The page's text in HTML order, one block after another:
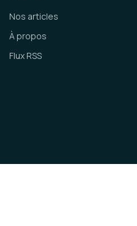
Nos articles
À propos
Flux RSS